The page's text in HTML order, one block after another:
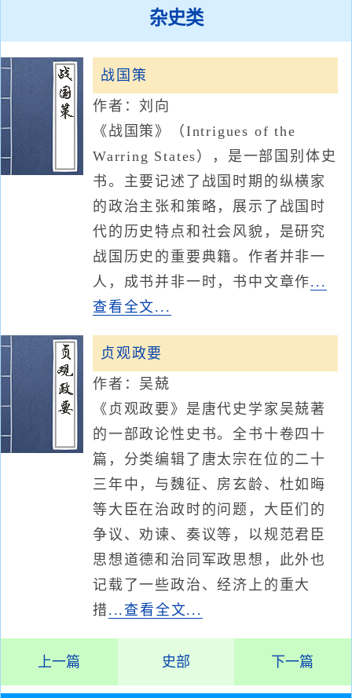
杂史类
战国策
作者：刘向
《战国策》（Intrigues of the
Warring States），是一部国别体史
书。主要记述了战国时期的纵横家
的政治主张和策略，展示了战国时
代的历史特点和社会风貌，是研究
战国历史的重要典籍。作者并非一
人，成书并非一时，书中文章作...
查看全文...
贞观政要
作者：吴兢
《贞观政要》是唐代史学家吴兢著
的一部政论性史书。全书十卷四十
篇，分类编辑了唐太宗在位的二十
三年中，与魏征、房玄龄、杜如晦
等大臣在治政时的问题，大臣们的
争议、劝谏、奏议等，以规范君臣
思想道德和治同军政思想，此外也
记载了一些政治、经济上的重大
措...查看全文...
上一篇 史部 下一篇